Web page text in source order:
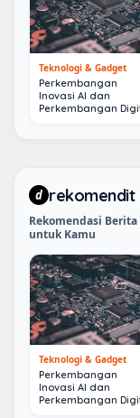
Teknologi & Gadget
Perkembangan
Inovasi AI dan
Perkembangan
d rekomendit
Rekomendasi
untuk Kamu
Teknologi & Gadget
Perkembangan
Inovasi AI dan
Perkembangan